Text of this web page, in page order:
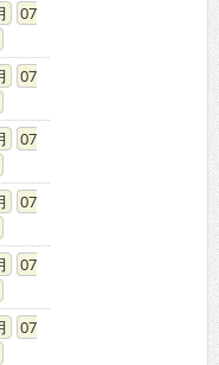
07
07
07
07
07
07